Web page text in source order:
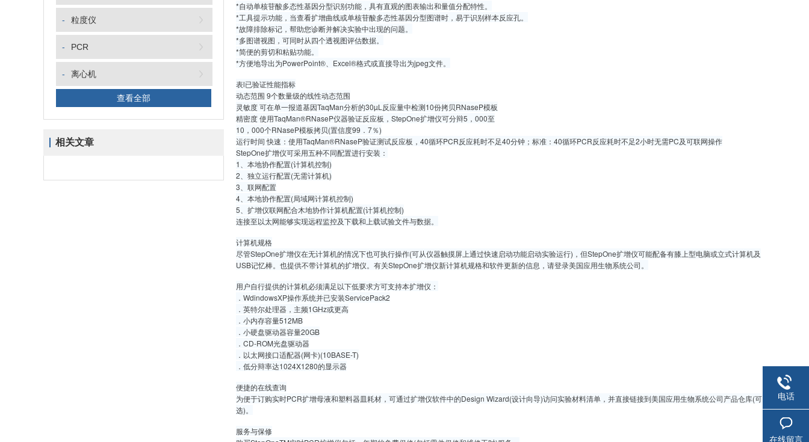
- 粒度仪
- PCR
- 离心机
查看全部
相关文章
*自动单核苷酸多态性基因分型识别功能，具有直观的图表输出和量值分配特性。
*工具提示功能，当查看扩增曲线或单核苷酸多态性基因分型图谱时，易于识别样本反应孔。
*故障排除标记，帮助您诊断并解决实验中出现的问题。
*多图谱视图，可同时从四个透视图评估数据。
*简便的剪切和粘贴功能。
*方便地导出为PowerPoint®、Excel®格式或直接导出为jpeg文件。
表l已验证性能指标
动态范围 9个数量级的线性动态范围
灵敏度 可在单一报道基因TaqMan分析的30µL反应量中检测10份拷贝RNaseP模板
精密度 使用TaqMan®RNaseP仪器验证反应板，StepOne扩增仪可分辩5，000至
10，000个RNaseP模板拷贝(置信度99．7％)
运行时间 快速：使用TaqMan®RNaseP验证测试反应板，40循环PCR反应耗时不足40分钟；标准：40循环PCR反应耗时不足2小时无需PC及可联网操作
StepOne扩增仪可采用五种不同配置进行安装：
1、本地协作配置(计算机控制)
2、独立运行配置(无需计算机)
3、联网配置
4、本地协作配置(局域网计算机控制)
5、扩增仪联网配合木地协作计算机配置(计算机控制)
连接至以太网能够实现远程监控及下载和上载试验文件与数据。
计算机规格
尽管StepOne扩增仪在无计算机的情况下也可执行操作(可从仪器触摸屏上通过快速启动功能启动实验运行)，但StepOne扩增仪可能配备有膝上型电脑或立式计算机及
USB记忆棒。也提供不带计算机的扩增仪。有关StepOne扩增仪新计算机规格和软件更新的信息，请登录美国应用生物系统公司。
用户自行提供的计算机必须满足以下低要求方可支持本扩增仪：
．WdindowsXP操作系统并已安装ServicePack2
．英特尔处理器，主频1GHz或更高
．小内存容量512MB
．小硬盘驱动器容量20GB
．CD-ROM光盘驱动器
．以太网接口适配器(网卡)(10BASE-T)
．低分辩率达1024X1280的显示器
便捷的在线查询
为便于订购实时PCR扩增母液和塑料器皿耗材，可通过扩增仪软件中的Design Wizard(设计向导)访问实验材料清单，并直接链接到美国应用生物系统公司产品仓库(可
选)。
服务与保修
电话
在线留言